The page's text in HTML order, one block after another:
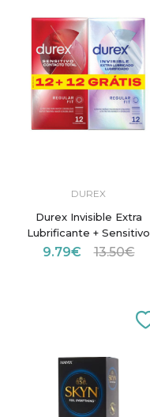
DUREX
Durex Invisible Extra
Lubrificante + Sensitivo
Contacto Total ( 12+12
9.79€ 13.50€